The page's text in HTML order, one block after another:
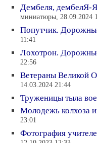
Дембеля, дембелЯ-
миниатюры, 28.09.2024
Попутчик.
11:41
Лохотрон.
22:56
Ветераны Великой
14.03.2024 21:44
Труженицы тыла
Молодежь колхоза
23:01
Фотография